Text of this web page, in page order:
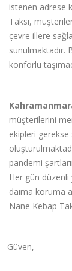
istenen adrese
Taksi,
çevre illere
sunulmaktadır.
konforlu taşı
müşterilerini
ekipleri
pandemi
Her gün düzenli
daima koruma
Nane Kebap
Güven,